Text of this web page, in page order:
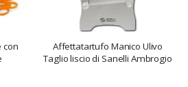
con
Affettatartufo Manico Ulivo
Taglio liscio di Sanelli Ambrogio